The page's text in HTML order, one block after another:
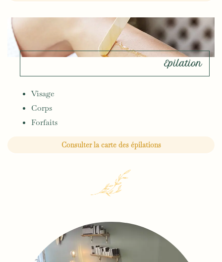
Epilation
Visage
Corps
Forfaits
Consulter la carte des épilations